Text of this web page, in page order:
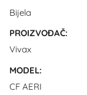
Bijela
PROIZVOĐAČ:
Vivax
MODEL:
CF AERI